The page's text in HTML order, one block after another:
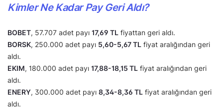
Kimler Ne Kadar Pay Geri Aldı?
BOBET, 57.707 adet payı 17,69 TL fiyattan geri aldı.
BORSK, 250.000 adet payı 5,60-5,67 TL fiyat aralığından geri
aldı.
EKIM, 180.000 adet payı 17,88-18,15 TL fiyat aralığından geri
aldı.
ENERY, 300.000 adet payı 8,34-8,36 TL fiyat aralığından geri
aldı.